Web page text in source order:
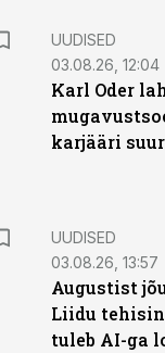
UUDISED
03.08.26, 12:04
Karl Oder
karjääri
UUDISED
03.08.26, 13:57
Augustist
Liidu
tuleb AI-ga